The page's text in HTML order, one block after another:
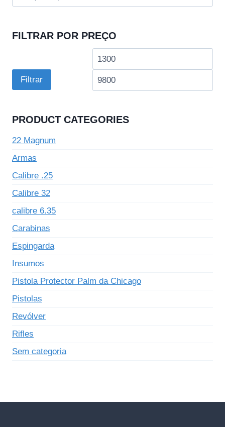
por:
FILTRAR POR PREÇO
Preço
Filtrar
PRODUCT CATEGORIES
22 Magnum
Armas
Calibre .25
Calibre 32
calibre 6.35
Carabinas
Espingarda
Insumos
Pistola Protector Palm da Chicago
Pistolas
Revólver
Rifles
Sem categoria